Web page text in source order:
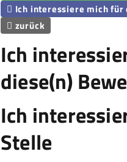
 Ich interessiere mich für
 zurück
Ich
diese(n)
Ich
Stelle